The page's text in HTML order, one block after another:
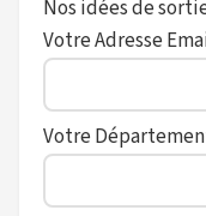
Nos idées de
Votre Adresse
Votre